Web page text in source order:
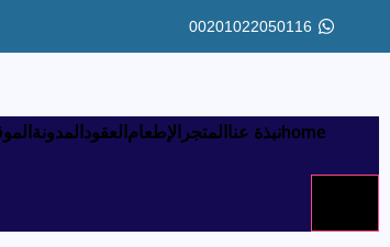
00201022050116
homeنبذة عنا المتجر الإطعام العقود المدونة